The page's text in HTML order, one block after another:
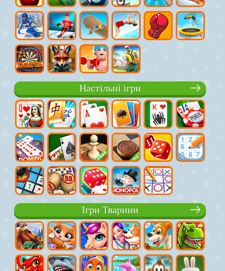
Настільні ігри
Ігри Тварини